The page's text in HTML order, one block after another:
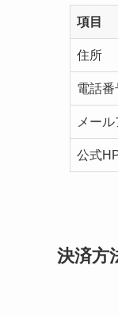
項目
住所
電話番
メー
公式
決済方